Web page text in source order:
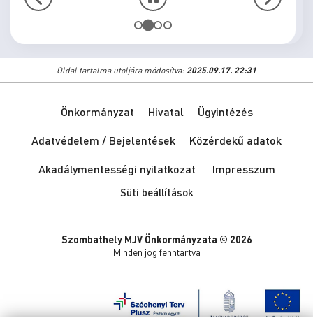
Oldal tartalma utoljára módosítva: 2025.09.17. 22:31
Önkormányzat Hivatal
Ügyintézés
Adatvédelem / Bejelentések
Közérdekű adatok
Akadálymentességi nyilatkozat
Impresszum
Süti beállítások
Szombathely MJV Önkormányzata © 2026
Minden jog fenntartva